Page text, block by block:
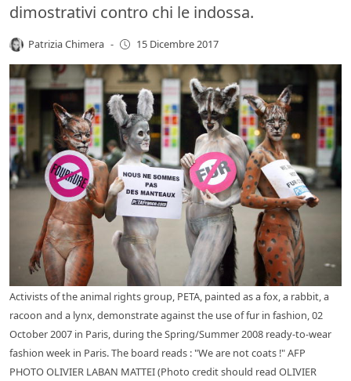
dimostrativi contro chi le indossa.
Patrizia Chimera - 15 Dicembre 2017
Activists of the animal rights group, PETA, painted as a fox, a rabbit, a
racoon and a lynx, demonstrate against the use of fur in fashion, 02
October 2007 in Paris, during the Spring/Summer 2008 ready-to-wear
fashion week in Paris. The board reads : "We are not coats !" AFP
PHOTO OLIVIER LABAN MATTEI (Photo credit should read OLIVIER